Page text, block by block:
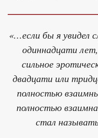
«…если бы я увидел
одиннадцати
сильное
двадцати или
полностью
полностью
стал